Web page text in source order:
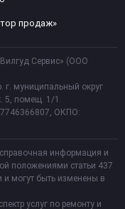
продаж»
Сервис» (ООО
г. муниципальный округ
5, помещ. 1/1.
ОКПО:
информация и
положениями статьи 437
и могут быть изменены в
услуг по ремонту и